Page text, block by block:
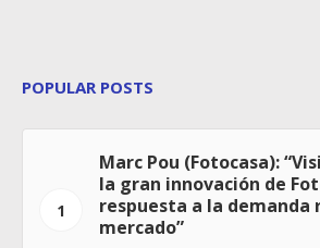
POPULAR POSTS
1
Marc Pou (Fotocasa):
la gran innovación de
respuesta a la demanda
mercado”